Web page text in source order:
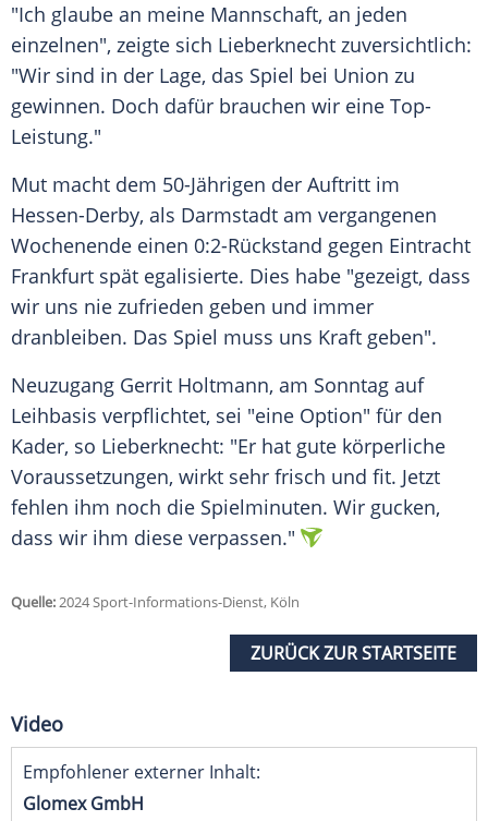
"Ich glaube an meine Mannschaft, an jeden
einzelnen", zeigte sich Lieberknecht zuversichtlich:
"Wir sind in der Lage, das Spiel bei Union zu
gewinnen. Doch dafür brauchen wir eine Top-
Leistung."
Mut macht dem 50-Jährigen der Auftritt im
Hessen-Derby, als Darmstadt am vergangenen
Wochenende einen 0:2-Rückstand gegen Eintracht
Frankfurt spät egalisierte. Dies habe "gezeigt, dass
wir uns nie zufrieden geben und immer
dranbleiben. Das Spiel muss uns Kraft geben".
Neuzugang Gerrit Holtmann, am Sonntag auf
Leihbasis verpflichtet, sei "eine Option" für den
Kader, so Lieberknecht: "Er hat gute körperliche
Voraussetzungen, wirkt sehr frisch und fit. Jetzt
fehlen ihm noch die Spielminuten. Wir gucken,
dass wir ihm diese verpassen."
Quelle:2024 Sport-Informations-Dienst, Köln
ZURÜCK ZUR STARTSEITE
Video
Empfohlener externer Inhalt:
Glomex GmbH